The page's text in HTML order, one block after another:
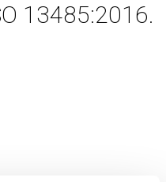
13485:2016.